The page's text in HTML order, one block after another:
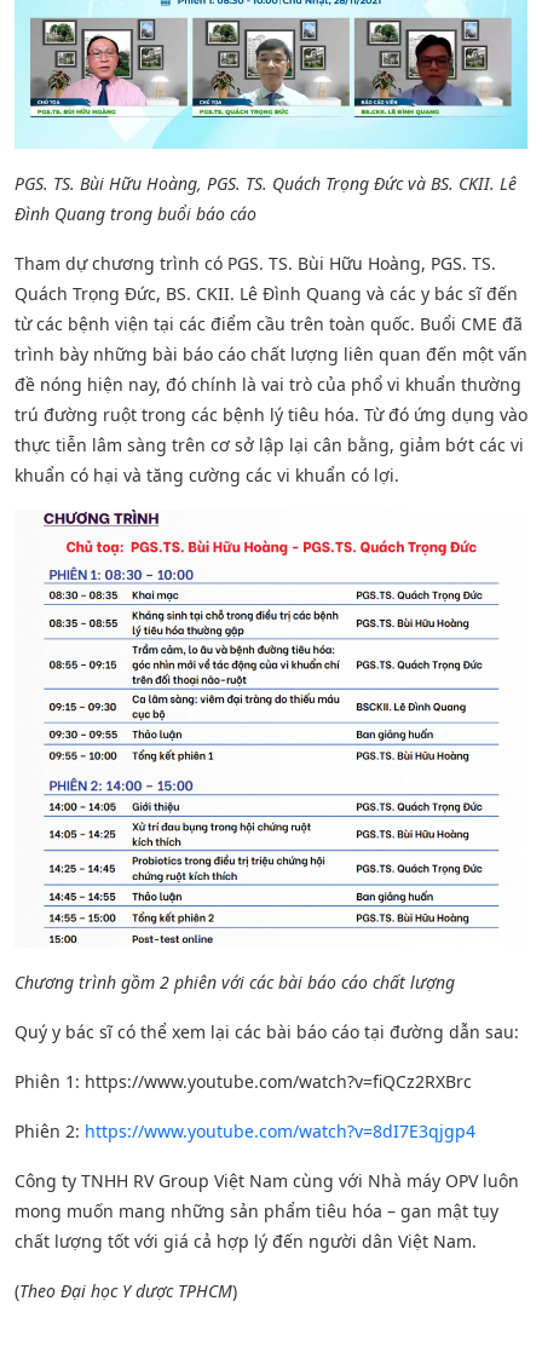
PGS. TS. Bùi Hữu Hoàng, PGS. TS. Quách Trọng Đức và BS. CKII. Lê
Đình Quang trong buổi báo cáo
Tham dự chương trình có PGS. TS. Bùi Hữu Hoàng, PGS. TS.
Quách Trọng Đức, BS. CKII. Lê Đình Quang và các y bác sĩ đến
từ các bệnh viện tại các điểm cầu trên toàn quốc. Buổi CME đã
trình bày những bài báo cáo chất lượng liên quan đến một vấn
đề nóng hiện nay, đó chính là vai trò của phổ vi khuẩn thường
trú đường ruột trong các bệnh lý tiêu hóa. Từ đó ứng dụng vào
thực tiễn lâm sàng trên cơ sở lập lại cân bằng, giảm bớt các vi
khuẩn có hại và tăng cường các vi khuẩn có lợi.
Chương trình gồm 2 phiên với các bài báo cáo chất lượng
Quý y bác sĩ có thể xem lại các bài báo cáo tại đường dẫn sau:
Phiên 1: https://www.youtube.com/watch?v=fiQCz2RXBrc
Phiên 2: https://www.youtube.com/watch?v=8dI7E3qjgp4
Công ty TNHH RV Group Việt Nam cùng với Nhà máy OPV luôn
mong muốn mang những sản phẩm tiêu hóa – gan mật tụy
chất lượng tốt với giá cả hợp lý đến người dân Việt Nam.
(Theo Đại học Y dược TPHCM)